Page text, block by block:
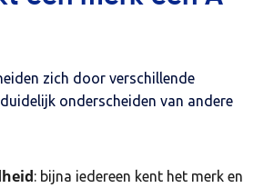
zich door verschillende
onderscheiden van andere
: bijna iedereen kent het merk en